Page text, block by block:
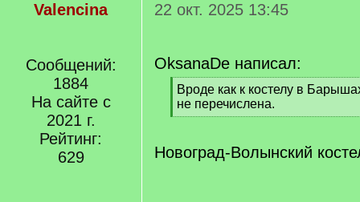
Valencina
Сообщений:
1884
На сайте с
2021 г.
Рейтинг:
629
22 окт. 2025 13:45
OksanaDe написал:
[
q
]
Вроде как к костелу в
не перечислена.
[
q
]
Новоград-Волынский